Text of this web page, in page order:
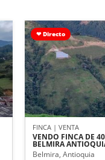
❤ Directo
FINCA | VENTA
VENDO FINCA DE
BELMIRA
Belmira, Antioquia